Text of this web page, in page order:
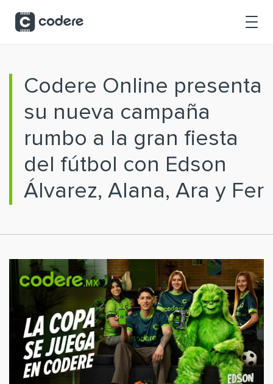
Codere Online presenta
su nueva campaña
rumbo a la gran fiesta
del fútbol con Edson
Álvarez, Alana, Ara y Fer